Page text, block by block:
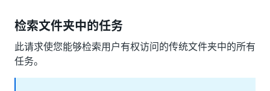
检索文件夹中的任务
此请求使您能够检索用户有权访问的传统文件夹中的所有
任务。